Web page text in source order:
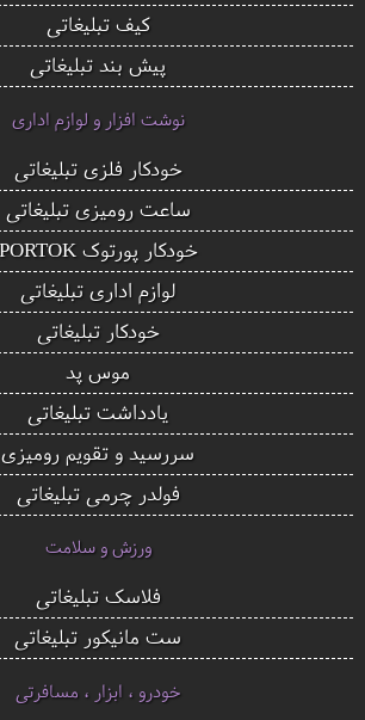
کیف تبلیغاتی
پیش بند تبلیغاتی
نوشت افزار و لوازم اداری
خودکار فلزی تبلیغاتی
ساعت رومیزی تبلیغاتی
خودکار پورتوک PORTOK
لوازم اداری تبلیغاتی
خودکار تبلیغاتی
موس پد
یادداشت تبلیغاتی
سررسید و تقویم رومیزی
فولدر چرمی تبلیغاتی
ورزش و سلامت
فلاسک تبلیغاتی
ست مانیکور تبلیغاتی
خودرو ، ابزار ، مسافرتی